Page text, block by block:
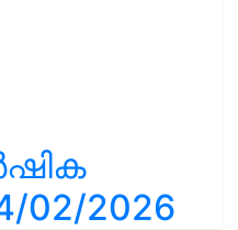
02/2026